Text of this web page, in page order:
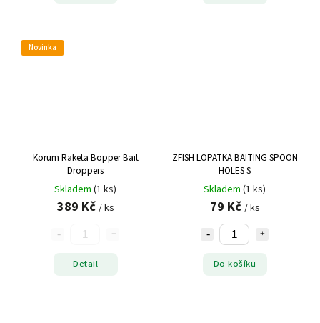
Novinka
Korum Raketa Bopper Bait
Droppers
Skladem (1 ks)
389 Kč / ks
Detail
ZFISH LOPATKA BAITING SPOON
HOLES S
Skladem (1 ks)
79 Kč / ks
Do košíku